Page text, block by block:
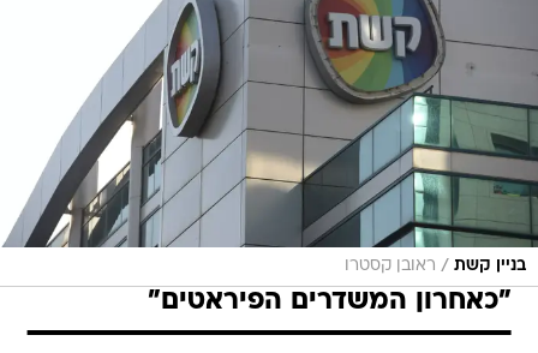
בניין קשת / ראובן קסטרו
"כאחרון המשדרים הפיראטים"